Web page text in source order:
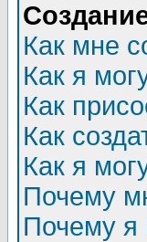
Как мне
Как я
Как
Как
Как я
Почему
Почему я